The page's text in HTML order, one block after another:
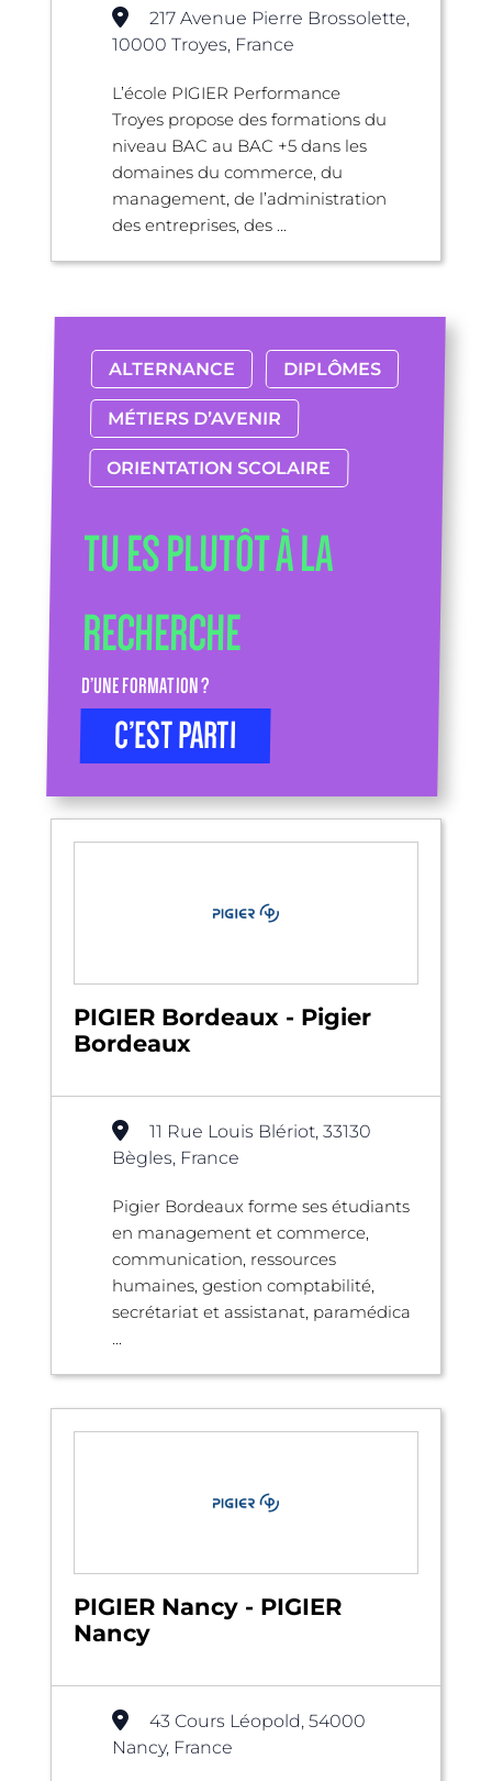
217 Avenue Pierre Brossolette,
10000 Troyes, France
L’école PIGIER Performance
Troyes propose des formations du
niveau BAC au BAC +5 dans les
domaines du commerce, du
management, de l’administration
des entreprises, des ...
ALTERNANCE DIPLÔMES
MÉTIERS D’AVENIR
ORIENTATION SCOLAIRE
TU ES PLUTÔT À LA
RECHERCHE
D’UNE FORMATION ?
C’EST PARTI
PIGIER Bordeaux - Pigier
Bordeaux
11 Rue Louis Blériot, 33130
Bègles, France
Pigier Bordeaux forme ses étudiants
en management et commerce,
communication, ressources
humaines, gestion comptabilité,
secrétariat et assistanat, paramédica
...
PIGIER Nancy - PIGIER
Nancy
43 Cours Léopold, 54000
Nancy, France